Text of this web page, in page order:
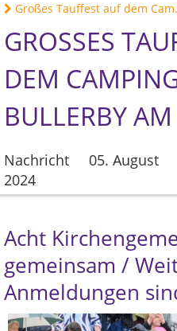
Großes Tauffest auf dem
GROSSES
EM
ULLERBY AM
Nachricht
05. August
2024
Acht
gemeinsam /
Anmeldungen